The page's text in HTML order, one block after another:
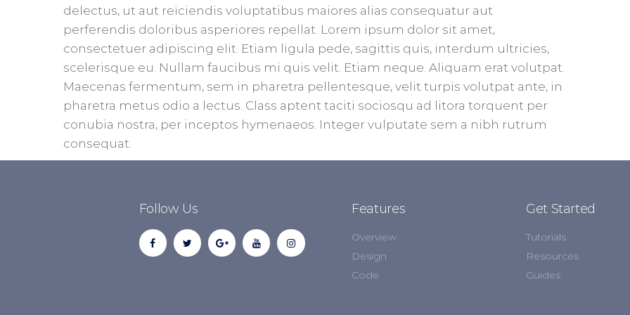
delectus, ut aut reiciendis voluptatibus maiores alias consequatur aut
perferendis doloribus asperiores repellat. Lorem ipsum dolor sit amet,
consectetuer adipiscing elit. Etiam ligula pede, sagittis quis, interdum ultricies,
scelerisque eu. Nullam faucibus mi quis velit. Etiam neque. Aliquam erat volutpat.
Maecenas fermentum, sem in pharetra pellentesque, velit turpis volutpat ante, in
pharetra metus odio a lectus. Class aptent taciti sociosqu ad litora torquent per
conubia nostra, per inceptos hymenaeos. Integer vulputate sem a nibh rutrum
consequat.
Follow Us Features
Overview
Design
Code
Get Started
Tutorials
Resources
Guides